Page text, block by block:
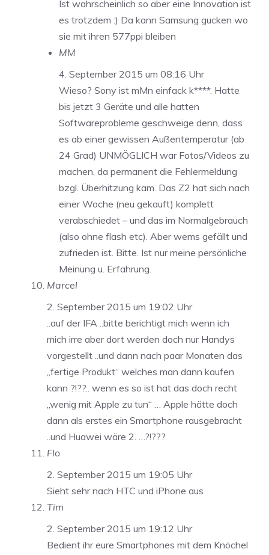
Ist wahrscheinlich so aber eine Innovation ist
es trotzdem :) Da kann Samsung gucken wo
sie mit ihren 577ppi bleiben
MM
4. September 2015 um 08:16 Uhr
Wieso? Sony ist mMn einfack k****. Hatte
bis jetzt 3 Geräte und alle hatten
Softwareprobleme geschweige denn, dass
es ab einer gewissen Außentemperatur (ab
24 Grad) UNMÖGLICH war Fotos/Videos zu
machen, da permanent die Fehlermeldung
bzgl. Überhitzung kam. Das Z2 hat sich nach
einer Woche (neu gekauft) komplett
verabschiedet – und das im Normalgebrauch
(also ohne flash etc). Aber wems gefällt und
zufrieden ist. Bitte. Ist nur meine persönliche
Meinung u. Erfahrung.
Marcel
2. September 2015 um 19:02 Uhr
..auf der IFA ..bitte berichtigt mich wenn ich
mich irre aber dort werden doch nur Handys
vorgestellt ..und dann nach paar Monaten das
„fertige Produkt“ welches man dann kaufen
kann ?!??.. wenn es so ist hat das doch recht
„wenig mit Apple zu tun“ … Apple hätte doch
dann als erstes ein Smartphone rausgebracht
..und Huawei wäre 2. …?!???
Flo
2. September 2015 um 19:05 Uhr
Sieht sehr nach HTC und iPhone aus
Tim
2. September 2015 um 19:12 Uhr
Bedient ihr eure Smartphones mit dem Knöchel